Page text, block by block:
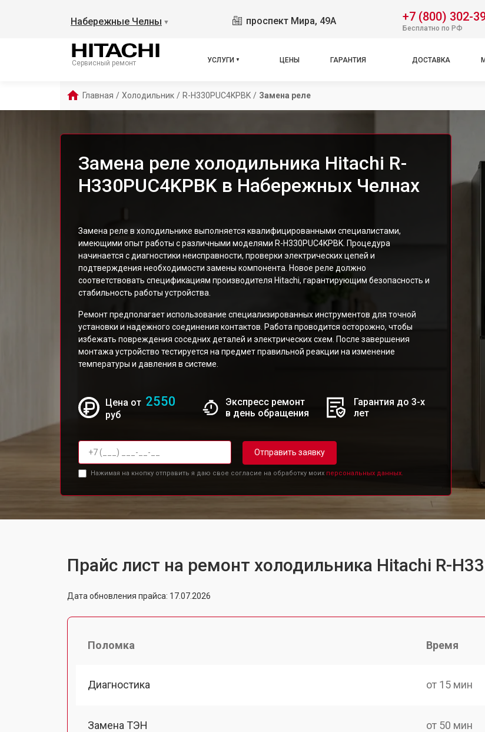
Набережные Челны ▼ проспект Мира, 49А +7 (800) 302-
Бесплатно по РФ
Сервисный ремонт УСЛУГИ ЦЕНЫ ГАРАНТИЯ ДОСТАВКА
Главная / Холодильник / R-H330PUC4KPBK / Замена реле
Замена реле холодильника Hitachi R-
H330PUC4KPBK в Набережных Челнах
Замена реле в холодильнике выполняется квалифицированными специалистами,
имеющими опыт работы с различными моделями R-H330PUC4KPBK. Процедура
начинается с диагностики неисправности, проверки электрических цепей и
подтверждения необходимости замены компонента. Новое реле должно
соответствовать спецификациям производителя Hitachi, гарантирующим безопасность и
стабильность работы устройства.
Ремонт предполагает использование специализированных инструментов для точной
установки и надежного соединения контактов. Работа проводится осторожно, чтобы
избежать повреждения соседних деталей и электрических схем. После завершения
монтажа устройство тестируется на предмет правильной реакции на изменение
температуры и давления в системе.
Цена от 2550
руб
Экспресс ремонт
в день обращения
Гарантия до 3-х
лет
Отправить заявку
Нажимая на кнопку отправить я даю свое согласие на обработку моих персональных данных.
Прайс лист на ремонт холодильника Hitachi R-
Дата обновления прайса: 17.07.2026
Поломка Время
Диагностика от 15 мин
Замена ТЭН от 50 мин